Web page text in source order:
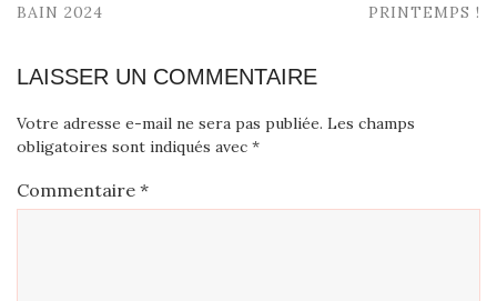
BAIN 2024
PRINTEMPS !
LAISSER UN COMMENTAIRE
Votre adresse e-mail ne sera pas publiée. Les champs
obligatoires sont indiqués avec *
Commentaire *